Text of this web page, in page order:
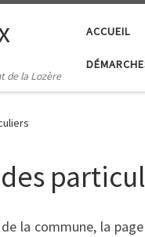
de la Lozère
ACCUEIL
la commune, la